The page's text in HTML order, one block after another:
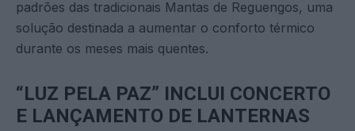
padrões das tradicionais Mantas de Reguengos, uma
solução destinada a aumentar o conforto térmico
durante os meses mais quentes.
“LUZ PELA PAZ” INCLUI CONCERTO
E LANÇAMENTO DE LANTERNAS